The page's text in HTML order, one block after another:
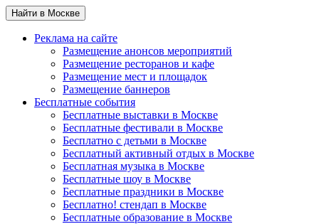
Найти в Москве
Реклама на сайте
Размещение анонсов мероприятий
Размещение ресторанов и кафе
Размещение мест и площадок
Размещение баннеров
Бесплатные события
Бесплатные выставки в Москве
Бесплатные фестивали в Москве
Бесплатно с детьми в Москве
Бесплатный активный отдых в Москве
Бесплатная музыка в Москве
Бесплатные шоу в Москве
Бесплатные праздники в Москве
Бесплатно! стендап в Москве
Бесплатные образование в Москве